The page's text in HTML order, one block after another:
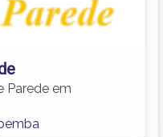
Parede em